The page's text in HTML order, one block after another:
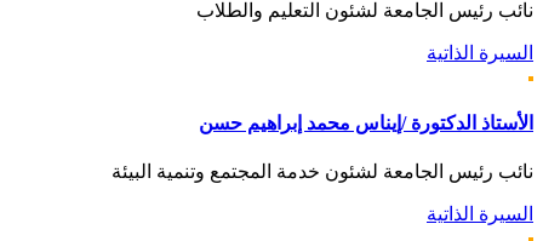
نائب رئيس الجامعة لشئون التعليم والطلاب
السيرة الذاتية
الأستاذ الدكتورة /إيناس محمد إبراهيم حسن
نائب رئيس الجامعة لشئون خدمة المجتمع وتنمية البيئة
السيرة الذاتية